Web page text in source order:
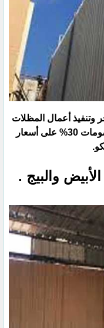
وتنفيذ أعمال المظلات
وتسقيف المصانع مع مراعاة تقديم خصومات 30% على أسعار
والبيج .